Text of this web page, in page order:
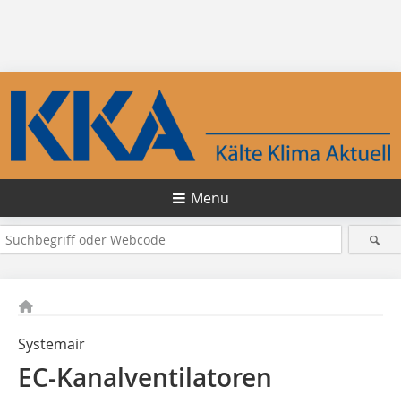
Menü
Systemair
EC-Kanalventilatoren